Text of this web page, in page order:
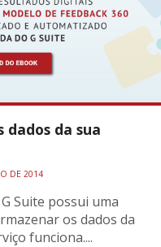
dados da sua
DE 2014
Suite possui uma
os dados da
funciona....